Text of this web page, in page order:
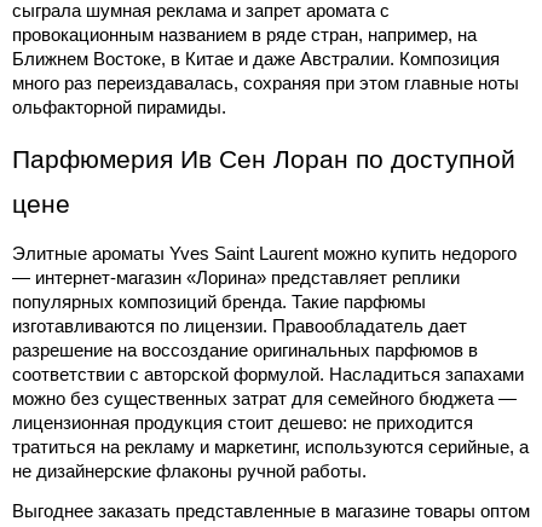
сыграла шумная реклама и запрет аромата с
провокационным названием в ряде стран, например, на
Ближнем Востоке, в Китае и даже Австралии. Композиция
много раз переиздавалась, сохраняя при этом главные ноты
ольфакторной пирамиды.
Парфюмерия Ив Сен Лоран по доступной
цене
Элитные ароматы Yves Saint Laurent можно купить недорого
— интернет-магазин «Лорина» представляет реплики
популярных композиций бренда. Такие парфюмы
изготавливаются по лицензии. Правообладатель дает
разрешение на воссоздание оригинальных парфюмов в
соответствии с авторской формулой. Насладиться запахами
можно без существенных затрат для семейного бюджета —
лицензионная продукция стоит дешево: не приходится
тратиться на рекламу и маркетинг, используются серийные, а
не дизайнерские флаконы ручной работы.
Выгоднее заказать представленные в магазине товары оптом